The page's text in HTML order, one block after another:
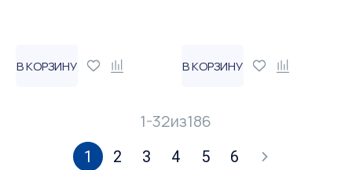
В КОРЗИНУ В КОРЗИНУ
1-32из186
1 2 3 4 5 6